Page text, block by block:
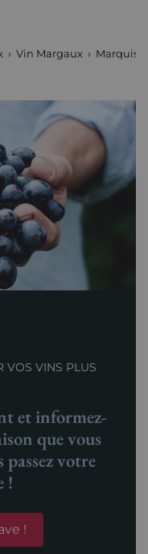
de Terme
Vin Margaux Marquis
VOS VINS PLUS
et informez-
que vous
votre
!
!